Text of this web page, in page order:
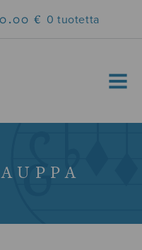
0.00 € 0 tuotetta
MENU